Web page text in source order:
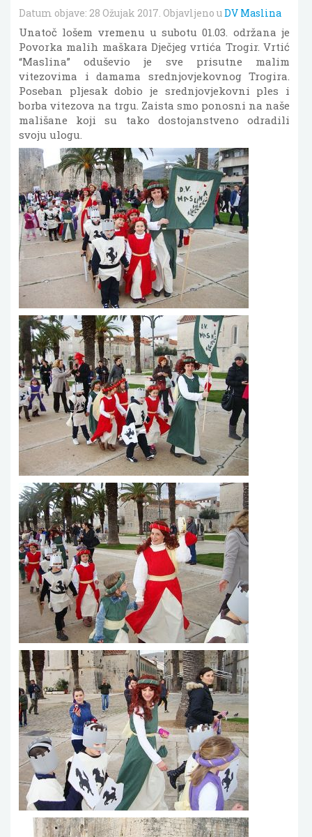
Datum objave: 28 Ožujak 2017 . Objavljeno u DV Maslina
Unatoč lošem vremenu u subotu 01.03. održana je
Povorka malih maškara Dječjeg vrtića Trogir. Vrtić
“Maslina” oduševio je sve prisutne malim
vitezovima i damama srednjovjekovnog Trogira.
Poseban pljesak dobio je srednjovjekovni ples i
borba vitezova na trgu. Zaista smo ponosni na naše
mališane koji su tako dostojanstveno odradili
svoju ulogu.